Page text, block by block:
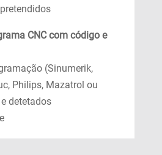
CNC com código e
(Sinumerik,
Philips, Mazatrol ou
detetados